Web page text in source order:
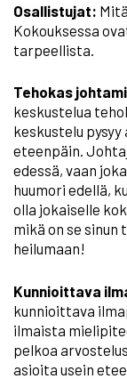
Osallistujat:
Kokouksessa
tarpeellista.
Tehokas
keskustelua
keskustelu
eteenpäin.
edessä, vaan
huumori edellä,
olla jokaiselle
mikä on se
heilumaan!
Kunnioittava
kunnioittava
ilmaista
pelkoa
asioita usein